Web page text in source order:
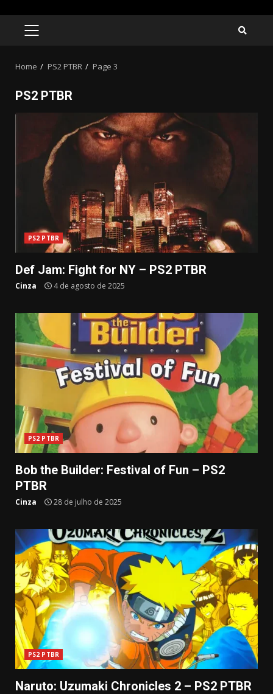
PRIMARY
Home PS2 PTBR Page 3
PS2 PTBR
PS2 PTBR
Def Jam: Fight for NY – PS2 PTBR
Cinza 4 de agosto de 2025
PS2 PTBR
Bob the Builder: Festival of Fun – PS2
PTBR
Cinza 28 de julho de 2025
PS2 PTBR
Naruto: Uzumaki Chronicles 2 – PS2 PTBR